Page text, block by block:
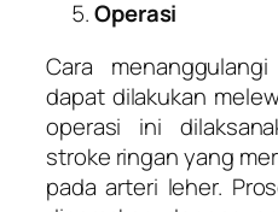
Operasi
Cara
dapat dilakukan
operasi ini
stroke ringan yang
pada arteri leher.